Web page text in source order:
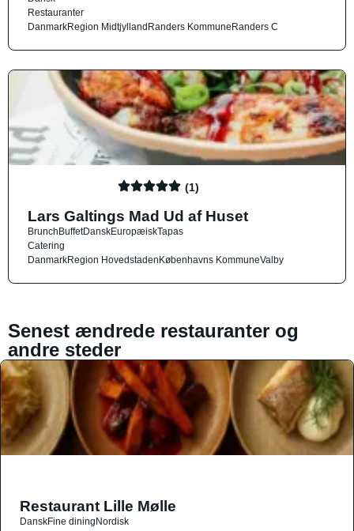
Restauranter
DanmarkRegion MidtjyllandRanders KommuneRanders C
(1)
Lars Galtings Mad Ud af Huset
BrunchBuffetDanskEuropæiskTapas
Catering
DanmarkRegion HovedstadenKøbenhavns KommuneValby
Senest ændrede restauranter og
andre steder
Restaurant Lille Mølle
DanskFine diningNordisk